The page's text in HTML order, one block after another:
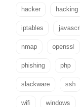
hacker hacking
iptables
nmap openssl
phishing php
slackware ssh
wifi windows